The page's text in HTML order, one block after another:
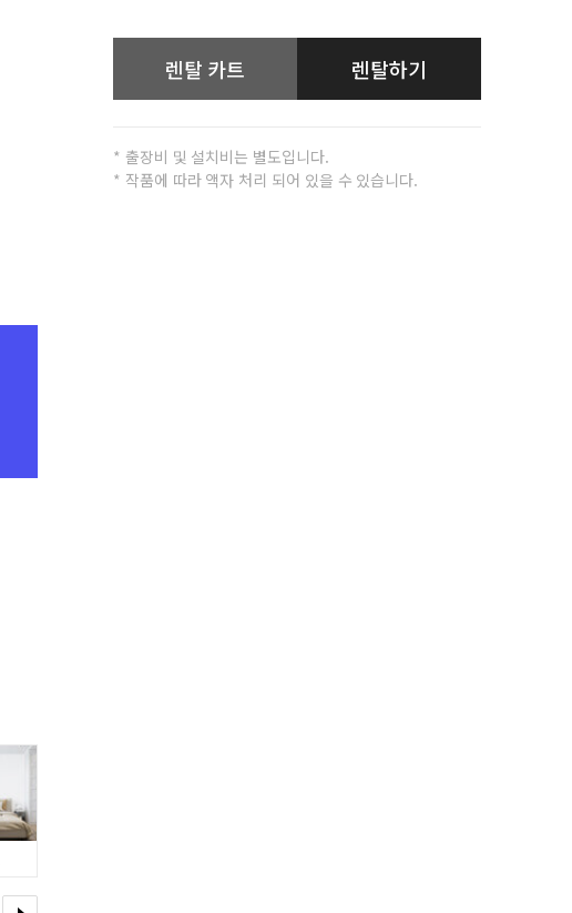
렌탈 카트 렌탈하기
* 출장비 및 설치비는 별도입니다.
* 작품에 따라 액자 처리 되어 있을 수 있습니다.